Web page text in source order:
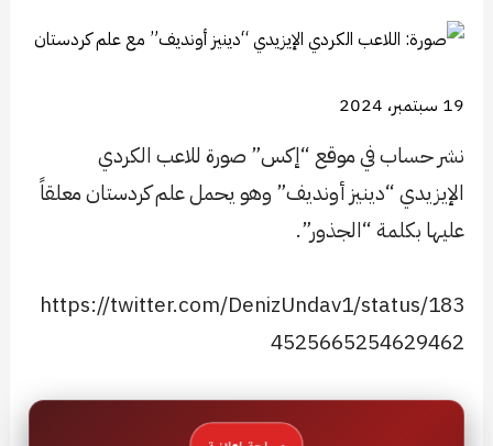
19 سبتمبر، 2024
نشر حساب في موقع “إكس” صورة للاعب الكردي
الإيزيدي “دينيز أونديف” وهو يحمل علم كردستان معلقاً
عليها بكلمة “الجذور”.
https://twitter.com/DenizUndav1/status/183
4525665254629462